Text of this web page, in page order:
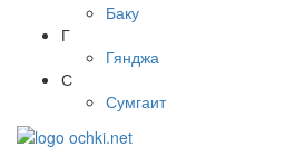
Баку
Г
Гянджа
С
Сумгаит